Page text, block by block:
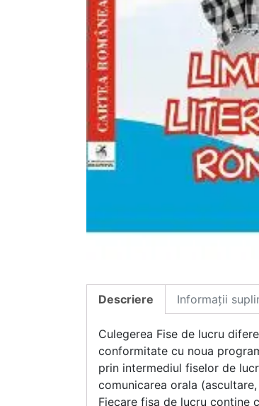
Descriere Informații
Culegerea Fise de lucru
conformitate cu noua
prin intermediul fiselor de
comunicarea orala
Fiecare fisa de lucru contine